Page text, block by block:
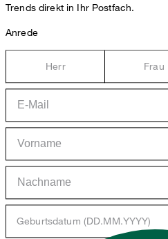
Trends direkt in Ihr Postfach.
Anrede
Herr Frau
Geburtsdatum (DD.MM.YYYY)